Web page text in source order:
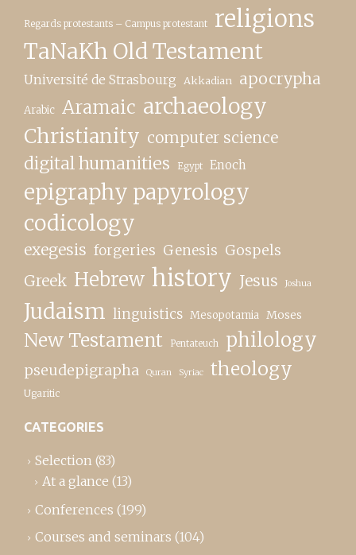
Regards protestants – Campus protestant religions
TaNaKh Old Testament
Université de Strasbourg Akkadian apocrypha
Arabic Aramaic archaeology
Christianity computer science
digital humanities Egypt Enoch
epigraphy papyrology
codicology
exegesis forgeries Genesis Gospels
Greek Hebrew history Jesus Joshua
Judaism linguistics Mesopotamia Moses
New Testament Pentateuch philology
pseudepigrapha Quran Syriac theology
Ugaritic
CATEGORIES
Selection (83)
At a glance (13)
Conferences (199)
Courses and seminars (104)